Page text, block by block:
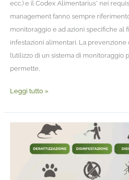
ecc.) e il Codex Alimentarius* nei
management fanno sempre
monitoraggio e ad azioni specifiche al
infestazioni alimentari. La
l’utilizzo di un sistema di
permette,
Leggi tutto »
Disinfestazioni:
integrata…